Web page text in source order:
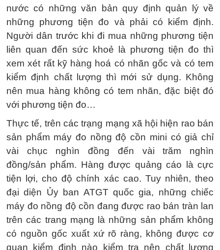
nước có những văn bản quy định quản lý về
những phương tiện đo và phải có kiểm định.
Người dân trước khi đi mua những phương tiện
liên quan đến sức khoẻ là phương tiện đo thì
xem xét rất kỹ hàng hoá có nhãn gốc và có tem
kiểm định chất lượng thì mới sử dụng. Không
nên mua hàng không có tem nhãn, đặc biệt đó
với phương tiện đo…
Thực tế, trên các trạng mạng xã hội hiện rao bán
sản phẩm máy đo nồng độ cồn mini có giả chỉ
vài chục nghìn đồng đến vài trăm nghìn
đồng/sản phẩm. Hàng được quảng cáo là cực
tiện lợi, cho độ chính xác cao. Tuy nhiên, theo
đại diện Ủy ban ATGT quốc gia, những chiếc
máy đo nồng độ cồn đang được rao bán tràn lan
trên các trang mạng là những sản phẩm không
có nguồn gốc xuất xứ rõ ràng, không được cơ
quan kiểm định nào kiểm tra nên chất lượng